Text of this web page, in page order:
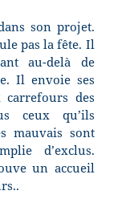
son projet.
pas la fête. Il
au-delà de
Il envoie ses
des
ceux qu’ils
mauvais sont
d’exclus.
un accueil